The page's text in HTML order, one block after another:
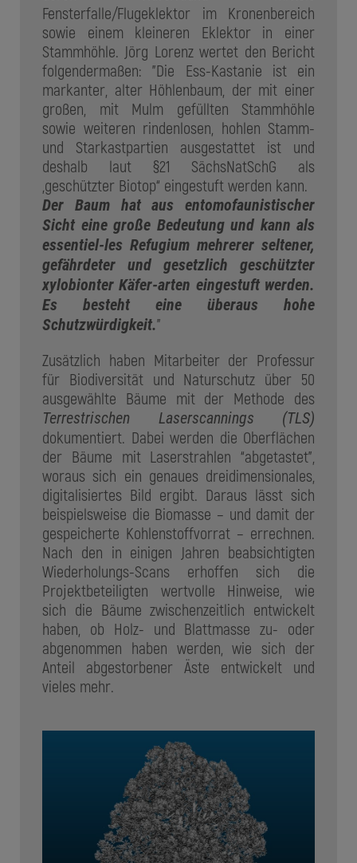
Fensterfalle/Flugeklektor im Kronenbereich
sowie einem kleineren Eklektor in einer
Stammhöhle. Jörg Lorenz wertet den Bericht
folgendermaßen: "Die Ess-Kastanie ist ein
markanter, alter Höhlenbaum, der mit einer
großen, mit Mulm gefüllten Stammhöhle
sowie weiteren rindenlosen, hohlen Stamm-
und Starkastpartien ausgestattet ist und
deshalb laut §21 SächsNatSchG als
„geschützter Biotop“ eingestuft werden kann.
Der Baum hat aus entomofaunistischer
Sicht eine große Bedeutung und kann als
essentiel-les Refugium mehrerer seltener,
gefährdeter und gesetzlich geschützter
xylobionter Käfer-arten eingestuft werden.
Es besteht eine überaus hohe
Schutzwürdigkeit."
Zusätzlich haben Mitarbeiter der Professur
für Biodiversität und Naturschutz über 50
ausgewählte Bäume mit der Methode des
Terrestrischen Laserscannings (TLS)
dokumentiert. Dabei werden die Oberflächen
der Bäume mit Laserstrahlen “abgetastet”,
woraus sich ein genaues dreidimensionales,
digitalisiertes Bild ergibt. Daraus lässt sich
beispielsweise die Biomasse – und damit der
gespeicherte Kohlenstoffvorrat – errechnen.
Nach den in einigen Jahren beabsichtigten
Wiederholungs-Scans erhoffen sich die
Projektbeteiligten wertvolle Hinweise, wie
sich die Bäume zwischenzeitlich entwickelt
haben, ob Holz- und Blattmasse zu- oder
abgenommen haben werden, wie sich der
Anteil abgestorbener Äste entwickelt und
vieles mehr.